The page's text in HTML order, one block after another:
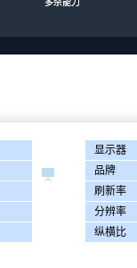

显示器
品牌
刷新率
分辨率
纵横比